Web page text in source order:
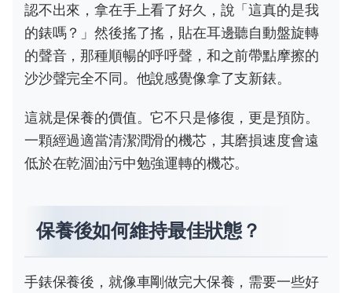
認不出來，拿在手上看了好久，說「這真的是我
的錶嗎？」然後搖了搖，貼在耳邊聽自動盤旋轉
的聲音，那種順暢的呼呼聲，和之前帶點摩擦的
沙沙聲完全不同。他說感覺像拿了支新錶。
這就是保養的價值。它不只是修復，更是預防。
一顆經過適當清潔潤滑的機芯，其磨損速度會遠
低於在乾涸油污中勉強運轉的機芯。
保養後如何維持最佳狀態？
手錶保養後，就像車剛做完大保養，需要一些好